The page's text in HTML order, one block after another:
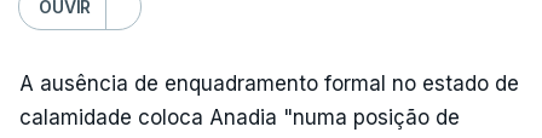
OUVIR
A ausência de enquadramento formal no estado de
calamidade coloca Anadia "numa posição de